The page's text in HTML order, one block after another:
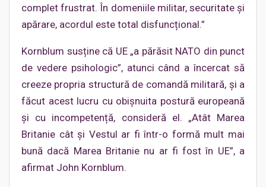
complet frustrat. În domeniile militar, securitate și
apărare, acordul este total disfuncțional.”
Kornblum susține că UE „a părăsit NATO din punct
de vedere psihologic”, atunci când a încercat să
creeze propria structură de comandă militară, și a
făcut acest lucru cu obișnuita postură europeană
și cu incompetență, consideră el. „Atât Marea
Britanie cât și Vestul ar fi într-o formă mult mai
bună dacă Marea Britanie nu ar fi fost în UE”, a
afirmat John Kornblum.